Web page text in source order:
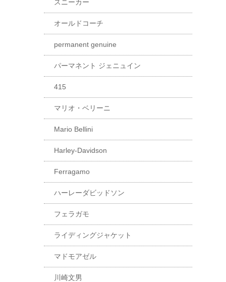
スニーカー
オールドコーチ
permanent genuine
パーマネント ジェニュイン
415
マリオ・ベリーニ
Mario Bellini
Harley-Davidson
Ferragamo
ハーレーダビッドソン
フェラガモ
ライディングジャケット
マドモアゼル
川崎文男